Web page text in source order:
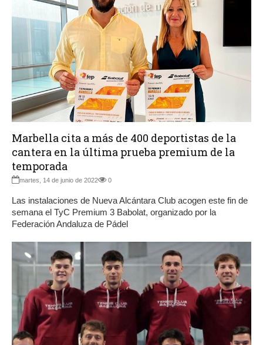
Marbella cita a más de 400 deportistas de la
cantera en la última prueba premium de la
temporada
martes, 14 de junio de 2022 0
Las instalaciones de Nueva Alcántara Club acogen este fin de
semana el TyC Premium 3 Babolat, organizado por la
Federación Andaluza de Pádel